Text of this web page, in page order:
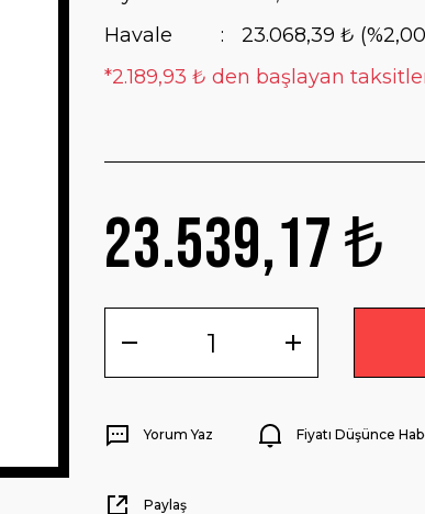
Havale
23.068,39 ₺
*2.189,93 ₺ den başlayan
23.539,17 ₺
Yorum Yaz Fiyatı Düşünce
Paylaş